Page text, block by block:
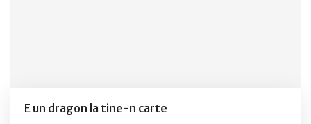
E un dragon la tine-n carte